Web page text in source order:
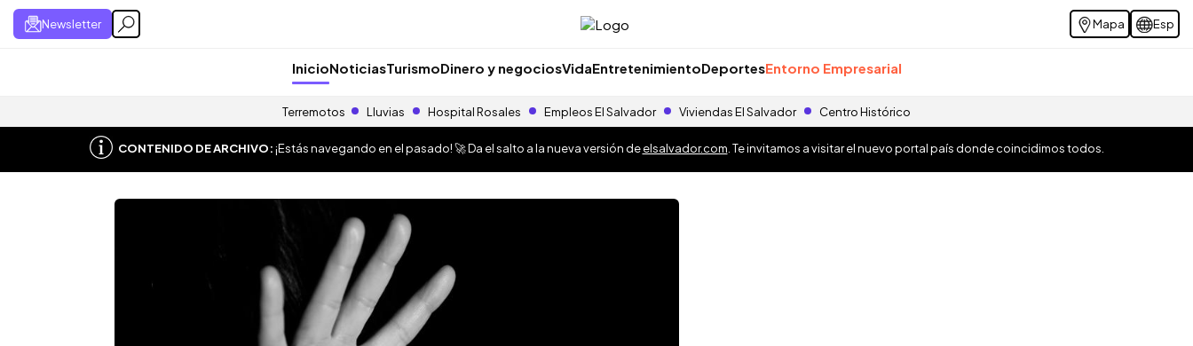
Newsletter Mapa Esp
InicioNoticiasTurismoDinero y negociosVidaEntretenimientoDeportesEntorno Empresarial
Terremotos Lluvias Hospital Rosales Empleos El Salvador Viviendas El Salvador Centro Histórico
CONTENIDO DE ARCHIVO:¡Estás navegando en el pasado! 🚀 Da el salto a la nueva versión deelsalvador.com . Te invitamos a visitar el nuevo portal país donde coincidimos todos.